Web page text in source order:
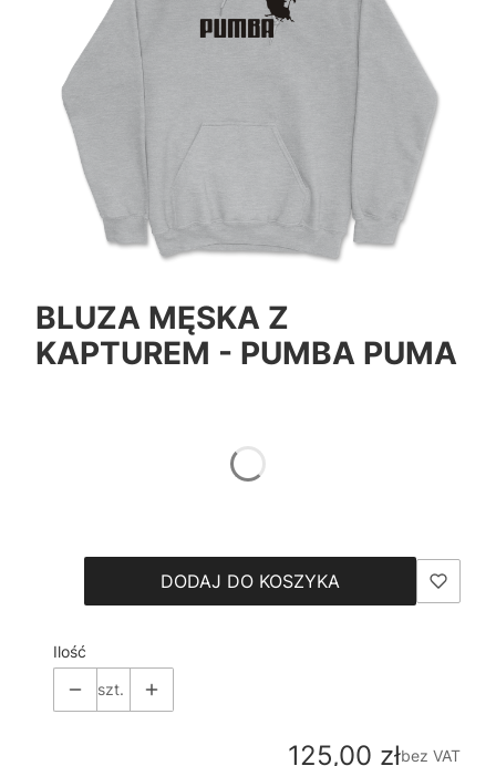
BLUZA MĘSKA Z
KAPTUREM - PUMBA PUMA
DODAJ DO KOSZYKA
Ilość
szt.
Cena
125,00 złbez VAT